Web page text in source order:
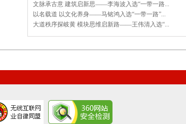
文脉承古意 建筑启新思——李海波入选“一带一路...
以名载道 以文化养身——马铭鸿入选“一带一路”...
大道秩序探岐黄 模块思维启新路——王伟清入选“...